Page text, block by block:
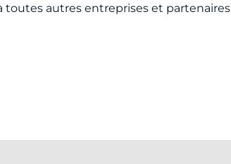
toutes autres entreprises et partenaires